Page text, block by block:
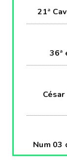
21ª
36ª
Num 03